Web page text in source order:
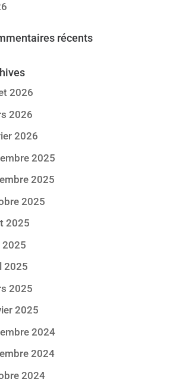
récents
2026
2026
2026
2025
2025
2025
2025
2025
2025
2025
2025
2024
2024
2024